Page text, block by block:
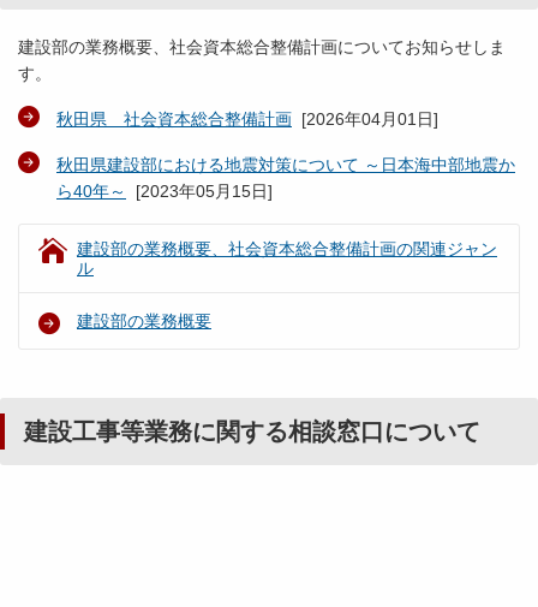
建設部の業務概要、社会資本総合整備計画についてお知らせしま
す。
秋田県 社会資本総合整備計画 [2026年04月01日]
秋田県建設部における地震対策について ～日本海中部地震か
ら40年～
[2023年05月15日]
建設部の業務概要、社会資本総合整備計画の関連ジャン
ル
建設部の業務概要
建設工事等業務に関する相談窓口について